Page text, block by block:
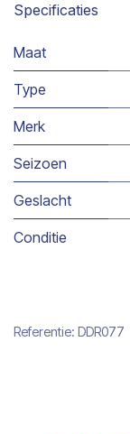
Specificaties
Maat
Type
Merk
Seizoen
Geslacht
Conditie
Referentie: DDR077